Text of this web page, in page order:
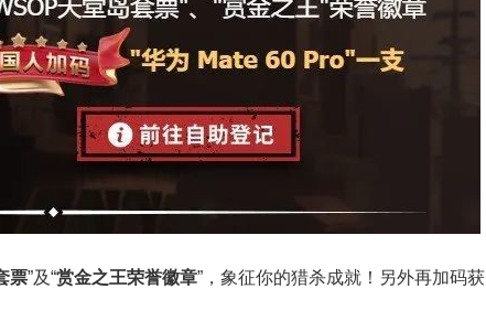
票”及“赏金之王荣誉徽章”，象征你的猎杀成就！另外再加码获